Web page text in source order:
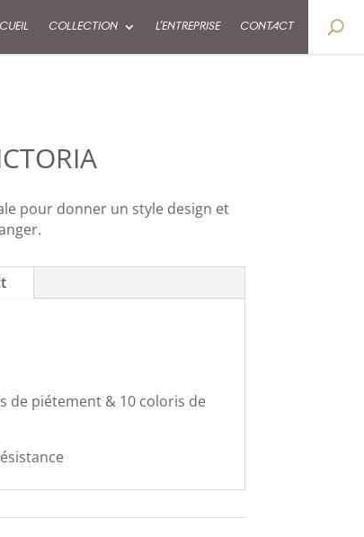
COLLECTION L’ENTREPRISE CONTACT
pour donner un style design et
de piétement & 10 coloris de